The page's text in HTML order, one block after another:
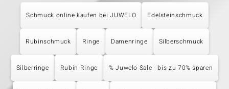
Schmuck online kaufen bei JUWELO Edelsteinschmuck
Rubinschmuck Ringe Damenringe Silberschmuck
Silberringe Rubin Ringe % Juwelo Sale - bis zu 70% sparen